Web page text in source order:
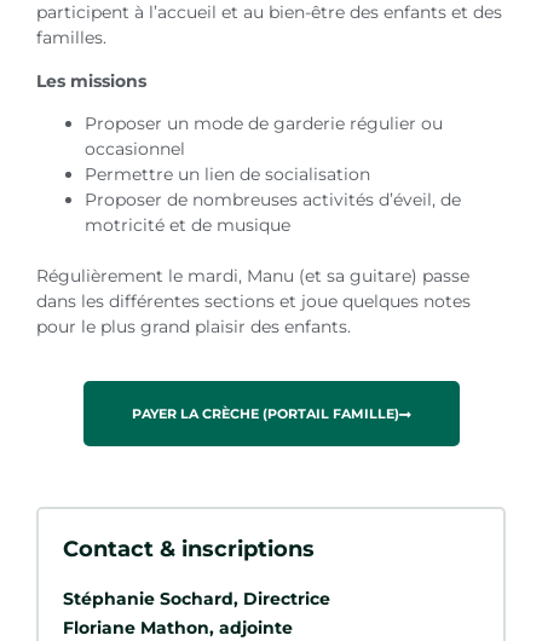
participent à l’accueil et au bien-être des enfants et des
familles.
Les missions
Proposer un mode de garderie régulier ou
occasionnel
Permettre un lien de socialisation
Proposer de nombreuses activités d’éveil, de
motricité et de musique
Régulièrement le mardi, Manu (et sa guitare) passe
dans les différentes sections et joue quelques notes
pour le plus grand plaisir des enfants.
PAYER LA CRÈCHE (PORTAIL FAMILLE)
Contact & inscriptions
Stéphanie Sochard, Directrice
Floriane Mathon, adjointe